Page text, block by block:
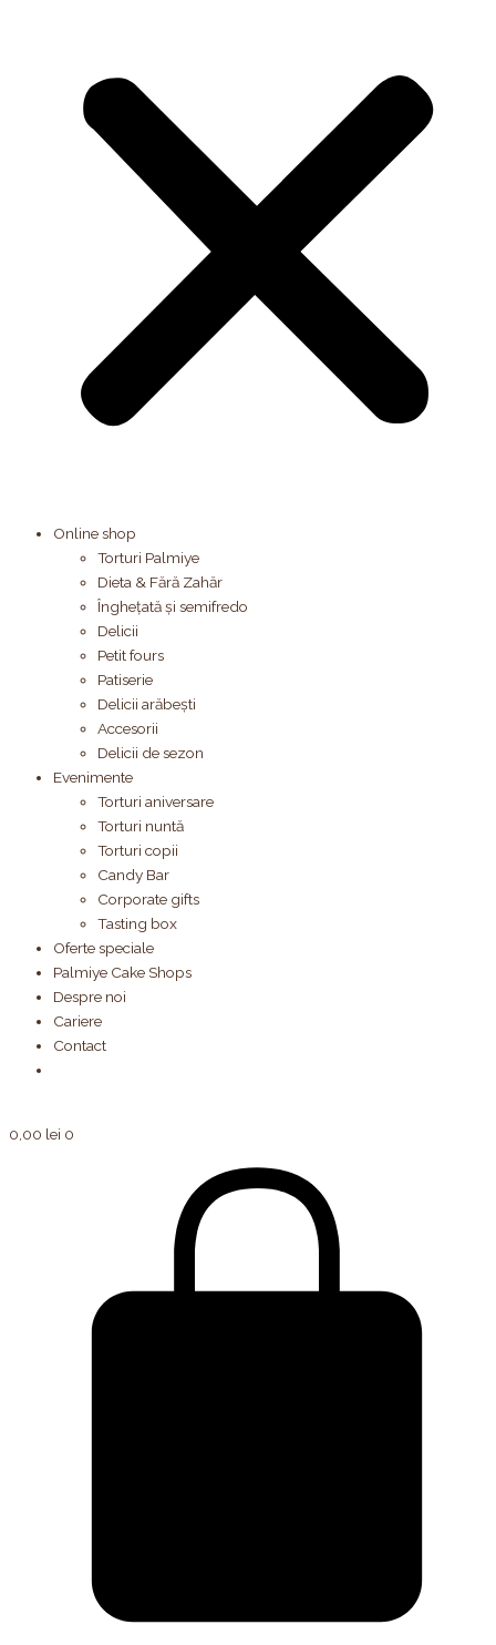
Online shop
Torturi Palmiye
Dieta & Fără Zahăr
Înghețată și semifredo
Delicii
Petit fours
Patiserie
Delicii arăbești
Accesorii
Delicii de sezon
Evenimente
Torturi aniversare
Torturi nuntă
Torturi copii
Candy Bar
Corporate gifts
Tasting box
Oferte speciale
Palmiye Cake Shops
Despre noi
Cariere
Contact
0,00 lei 0